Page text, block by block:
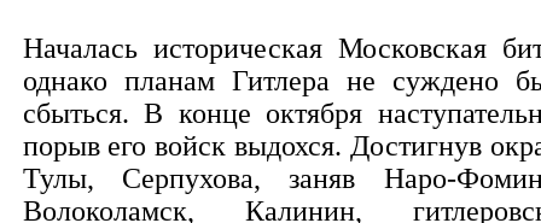
Началась историческая Московская
однако планам Гитлера не суждено
сбыться. В конце октября
порыв его войск выдохся. Достигнув
Тулы, Серпухова, заняв Наро-
Волоколамск, Калинин,